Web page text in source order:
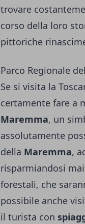
trovare
corso della loro
pittoriche
Parco Regionale
Se si visita la
certamente fare a
Maremma, un
assolutamente
della Maremma,
risparmiandosi
forestali, che
possibile anche
il turista con